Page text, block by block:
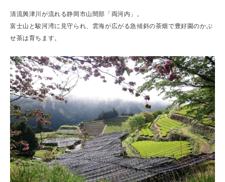
清流興津川が流れる静岡市山間部「両河内」。
富士山と駿河湾に見守られ、雲海が広がる急傾斜の茶畑で豊好園のかぶ
せ茶は育ちます。